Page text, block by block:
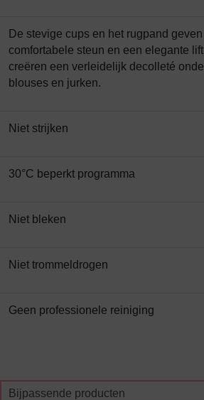
De stevige cups en het rugpand
comfortabele steun en een elegante
creëren een verleidelijk decolleté
blouses en jurken.
Niet strijken
30°C beperkt programma
Niet bleken
Niet trommeldrogen
Geen professionele reiniging
Bijpassende producten